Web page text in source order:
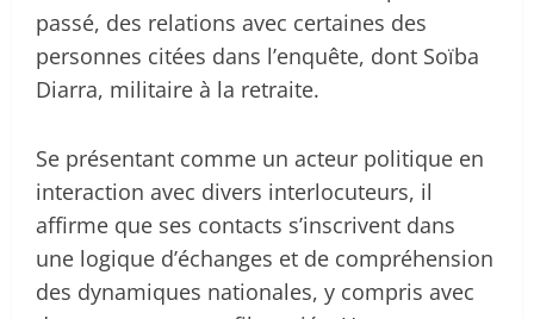
passé, des relations avec certaines des
personnes citées dans l’enquête, dont Soïba
Diarra, militaire à la retraite.
Se présentant comme un acteur politique en
interaction avec divers interlocuteurs, il
affirme que ses contacts s’inscrivent dans
une logique d’échanges et de compréhension
des dynamiques nationales, y compris avec